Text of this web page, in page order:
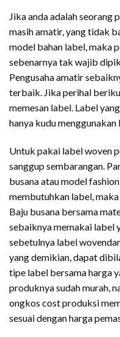
Jika anda adalah seorang
masih amatir, yang tidak
model bahan label, maka
sebenarnya tak wajib
Pengusaha amatir
terbaik. Jika perihal
memesan label. Label
hanya kudu
Untuk pakai label woven
sanggup sembarangan.
busana atau model
membutuhkan label,
Baju busana bersama
sebaiknya memakai label
sebetulnya label
yang demikian, dapat
tipe label bersama harga
produknya sudah murah,
ongkos cost produksi
sesuai dengan harga